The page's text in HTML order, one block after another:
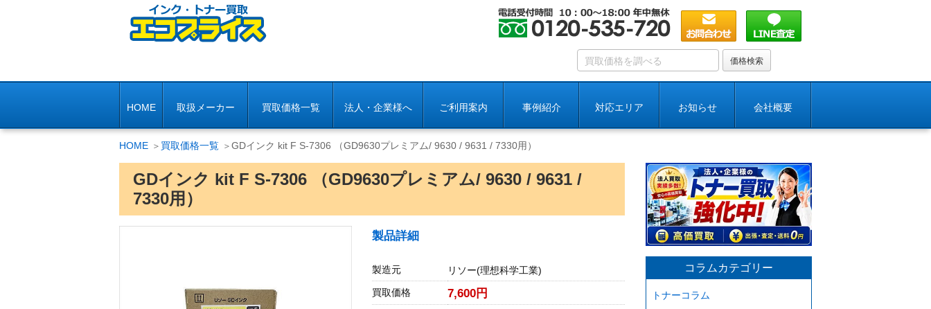
HOME 取扱メーカー 買取価格一覧 法人・企業様へ ご利用案内 事例紹介 対応エリア お知らせ 会社概要
HOME 買取価格一覧 GDインク kit F S-7306 （GD9630プレミアム/ 9630 / 9631 / 7330用）
GDインク kit F S-7306 （GD9630プレミアム/ 9630 / 9631 /
7330用）
製品詳細
製造元
リソー(理想科学工業)
買取価格
7,600円
コラムカテゴリー
トナーコラム